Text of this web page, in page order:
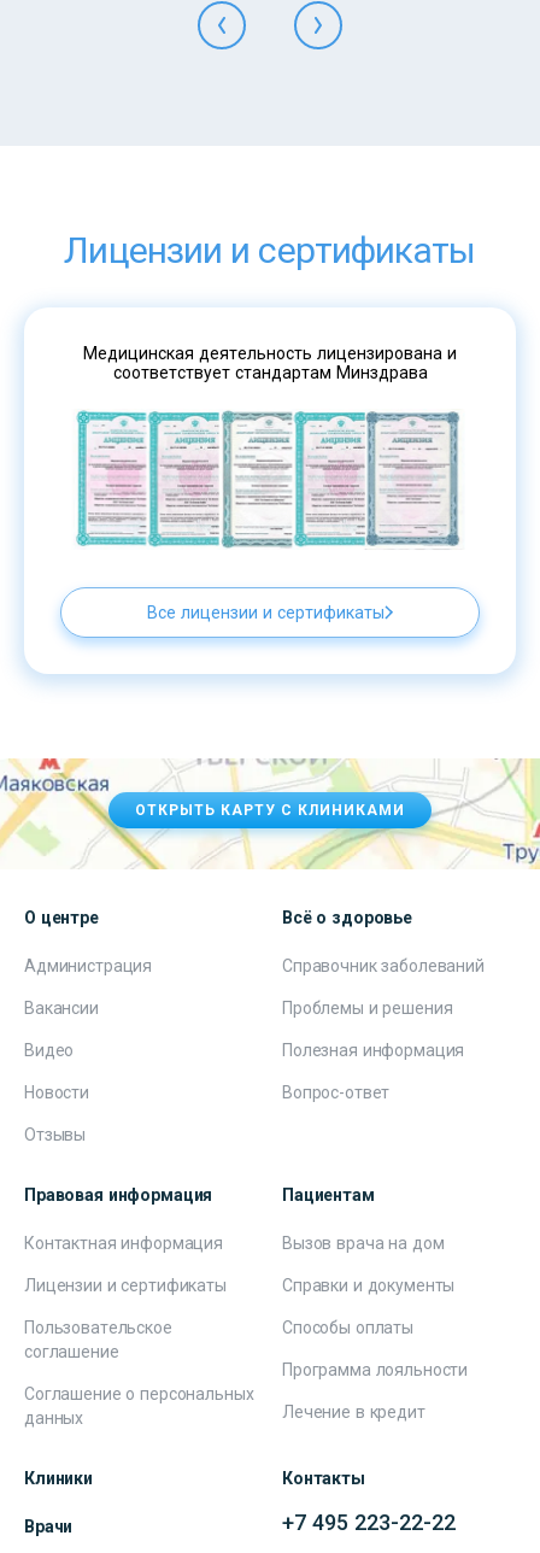
Лицензии и сертификаты
Медицинская деятельность лицензирована и
соответствует стандартам Минздрава
Все лицензии и сертификаты
ОТКРЫТЬ КАРТУ С КЛИНИКАМИ
О центре
Администрация
Вакансии
Видео
Новости
Отзывы
Всё о здоровье
Справочник заболеваний
Проблемы и решения
Полезная информация
Вопрос-ответ
Правовая информация
Контактная информация
Лицензии и сертификаты
Пользовательское
соглашение
Соглашение о персональных
данных
Пациентам
Вызов врача на дом
Справки и документы
Способы оплаты
Программа лояльности
Лечение в кредит
Клиники
Врачи
Контакты
+7 495 223-22-22